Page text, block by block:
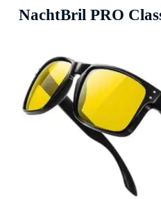
NachtBril PRO